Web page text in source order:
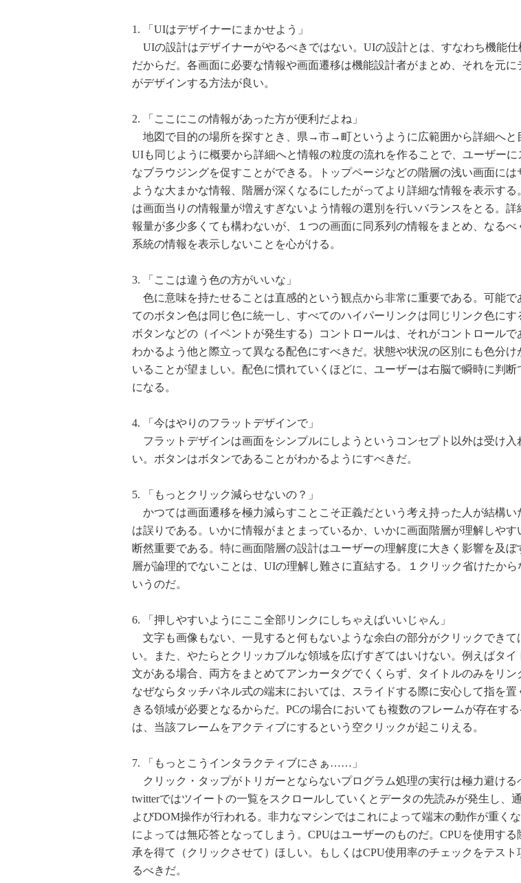
1. 「UIはデザイナーにまかせよう」
UIの設計はデザイナーがやるべきではない。UIの設計とは、すなわち機能仕
だからだ。各画面に必要な情報や画面遷移は機能設計者がまとめ、それを元に
がデザインする方法が良い。
2. 「ここにこの情報があった方が便利だよね」
地図で目的の場所を探すとき、県→市→町というように広範囲から詳細へと
UIも同じように概要から詳細へと情報の粒度の流れを作ることで、ユーザーに
なブラウジングを促すことができる。トップページなどの階層の浅い画面には
ような大まかな情報、階層が深くなるにしたがってより詳細な情報を表示する
は画面当りの情報量が増えすぎないよう情報の選別を行いバランスをとる。詳
報量が多少多くても構わないが、１つの画面に同系列の情報をまとめ、なるべ
系統の情報を表示しないことを心がける。
3. 「ここは違う色の方がいいな」
色に意味を持たせることは直感的という観点から非常に重要である。可能で
てのボタン色は同じ色に統一し、すべてのハイパーリンクは同じリンク色にす
ボタンなどの（イベントが発生する）コントロールは、それがコントロールで
わかるよう他と際立って異なる配色にすべきだ。状態や状況の区別にも色分け
いることが望ましい。配色に慣れていくほどに、ユーザーは右脳で瞬時に判断
になる。
4. 「今はやりのフラットデザインで」
フラットデザインは画面をシンプルにしようというコンセプト以外は受け入
い。ボタンはボタンであることがわかるようにすべきだ。
5. 「もっとクリック減らせないの？」
かつては画面遷移を極力減らすことこそ正義だという考え持った人が結構い
は誤りである。いかに情報がまとまっているか、いかに画面階層が理解しやす
断然重要である。特に画面階層の設計はユーザーの理解度に大きく影響を及ぼ
層が論理的でないことは、UIの理解し難さに直結する。１クリック省けたから
いうのだ。
6. 「押しやすいようにここ全部リンクにしちゃえばいいじゃん」
文字も画像もない、一見すると何もないような余白の部分がクリックできて
い。また、やたらとクリッカブルな領域を広げすぎてはいけない。例えばタイ
文がある場合、両方をまとめてアンカータグでくくらず、タイトルのみをリン
なぜならタッチパネル式の端末においては、スライドする際に安心して指を置
きる領域が必要となるからだ。PCの場合においても複数のフレームが存在す
は、当該フレームをアクティブにするという空クリックが起こりえる。
7. 「もっとこうインタラクティブにさぁ……」
クリック・タップがトリガーとならないプログラム処理の実行は極力避ける
twitterではツイートの一覧をスクロールしていくとデータの先読みが発生し、
よびDOM操作が行われる。非力なマシンではこれによって端末の動作が重く
によっては無応答となってしまう。CPUはユーザーのものだ。CPUを使用する
承を得て（クリックさせて）ほしい。もしくはCPU使用率のチェックをテスト
るべきだ。